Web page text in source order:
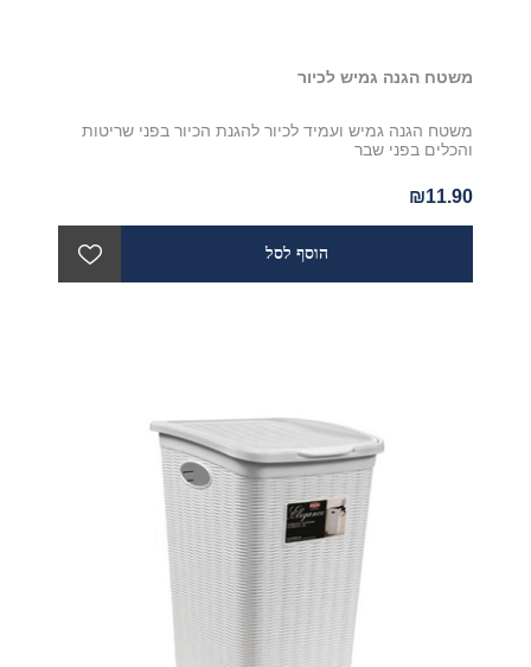
משטח הגנה גמיש לכיור
משטח הגנה גמיש ועמיד לכיור להגנת הכיור בפני שריטות
והכלים בפני שבר
₪11.90